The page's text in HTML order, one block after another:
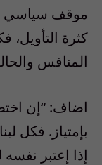
موقف سياسي
كثرة
المنافس
اضاف: “إن
بإمتياز. فكل
إذا إعتبر